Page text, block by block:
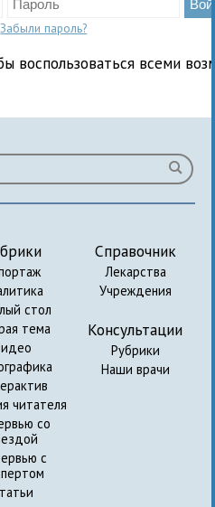
Забыли пароль?
воспользоваться всеми
стол
тема
читателя
со
с
Справочник
Лекарства
Учреждения
Консультации
Рубрики
Наши врачи